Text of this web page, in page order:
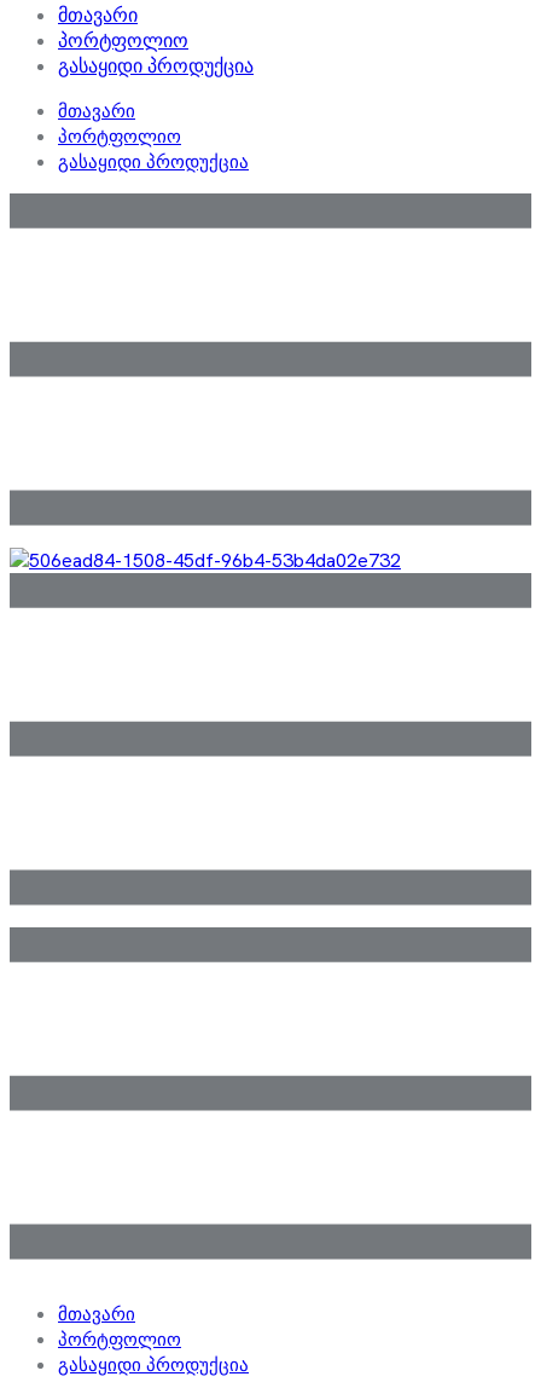
მთავარი
პორტფოლიო
გასაყიდი პროდუქცია
მთავარი
პორტფოლიო
გასაყიდი პროდუქცია
მთავარი
პორტფოლიო
გასაყიდი პროდუქცია